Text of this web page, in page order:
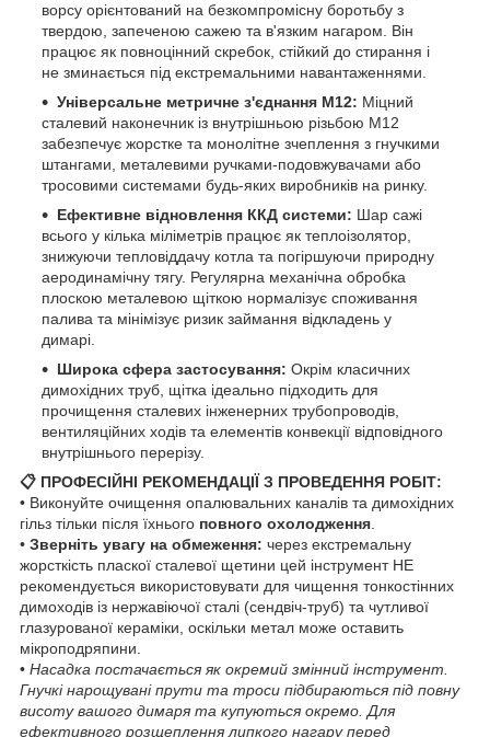
ворсу орієнтований на безкомпромісну боротьбу з
твердою, запеченою сажею та в'язким нагаром. Він
працює як повноцінний скребок, стійкий до стирання і
не зминається під екстремальними навантаженнями.
Універсальне метричне з'єднання М12: Міцний
сталевий наконечник із внутрішньою різьбою М12
забезпечує жорстке та монолітне зчеплення з гнучкими
штангами, металевими ручками-подовжувачами або
тросовими системами будь-яких виробників на ринку.
Ефективне відновлення ККД системи: Шар сажі
всього у кілька міліметрів працює як теплоізолятор,
знижуючи тепловіддачу котла та погіршуючи природну
аеродинамічну тягу. Регулярна механічна обробка
плоскою металевою щіткою нормалізує споживання
палива та мінімізує ризик займання відкладень у
димарі.
Широка сфера застосування: Окрім класичних
димохідних труб, щітка ідеально підходить для
прочищення сталевих інженерних трубопроводів,
вентиляційних ходів та елементів конвекції відповідного
внутрішнього перерізу.
📋 ПРОФЕСІЙНІ РЕКОМЕНДАЦІЇ З ПРОВЕДЕННЯ РОБІТ:
• Виконуйте очищення опалювальних каналів та димохідних
гільз тільки після їхнього повного охолодження.
• Зверніть увагу на обмеження: через екстремальну
жорсткість пласкої сталевої щетини цей інструмент НЕ
рекомендується використовувати для чищення тонкостінних
димоходів із нержавіючої сталі (сендвіч-труб) та чутливої
глазурованої кераміки, оскільки метал може оставить
мікроподряпини.
• Насадка постачається як окремий змінний інструмент.
Гнучкі нарощувані прути та троси підбираються під повну
висоту вашого димаря та купуються окремо. Для
ефективного розщеплення липкого нагару перед